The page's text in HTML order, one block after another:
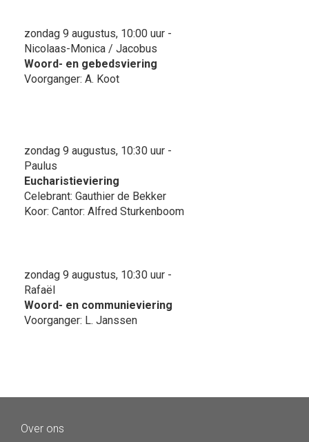
zondag 9 augustus, 10:00 uur -
Nicolaas-Monica / Jacobus
Woord- en gebedsviering
Voorganger: A. Koot
zondag 9 augustus, 10:30 uur -
Paulus
Eucharistieviering
Celebrant: Gauthier de Bekker
Koor: Cantor: Alfred Sturkenboom
zondag 9 augustus, 10:30 uur -
Rafaël
Woord- en communieviering
Voorganger: L. Janssen
Over ons